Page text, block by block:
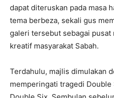
dapat diteruskan pada masa
tema berbeza, sekali gus
galeri tersebut sebagai pusat
kreatif masyarakat Sabah.
Terdahulu, majlis dimulakan
memperingati tragedi Double